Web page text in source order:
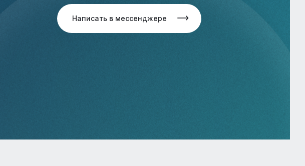
Написать в мессенджере